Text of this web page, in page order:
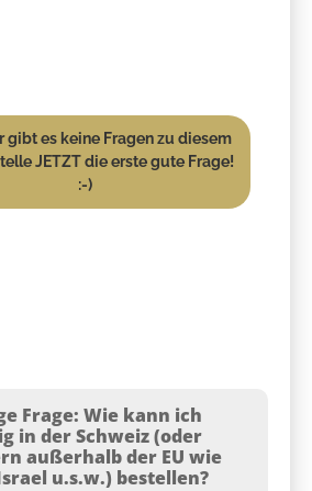
gibt es keine Fragen zu diesem
JETZT die erste gute Frage!
:-)
Frage: Wie kann ich
in der Schweiz (oder
außerhalb der EU wie
u.s.w.) bestellen?